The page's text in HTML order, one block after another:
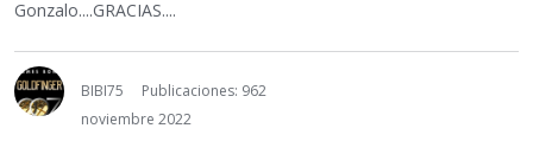
Gonzalo....GRACIAS....
BIBI75
Publicaciones: 962
noviembre 2022